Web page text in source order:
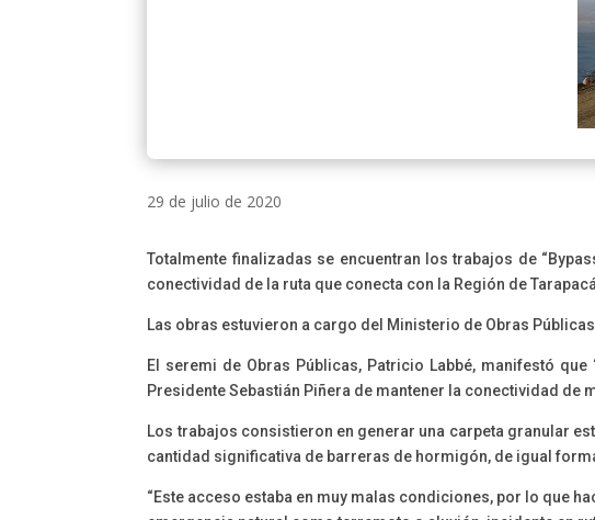
29 de julio de 2020
Totalmente finalizadas se encuentran los trabajos de
conectividad de la ruta que conecta con la Región de
Las obras estuvieron a cargo del Ministerio de Obras
El seremi de Obras Públicas, Patricio Labbé, manifestó
Presidente Sebastián Piñera de mantener la conectividad de
Los trabajos consistieron en generar una carpeta granular
cantidad significativa de barreras de hormigón, de igual
“Este acceso estaba en muy malas condiciones, por lo que